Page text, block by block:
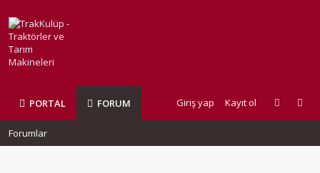
PORTAL FORUM Giriş yap Kayıt ol
Forumlar